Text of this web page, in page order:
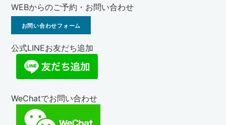
WEBからのご予約・お問い合わせ
お問い合わせフォーム
公式LINEお友だち追加
WeChatでお問い合わせ